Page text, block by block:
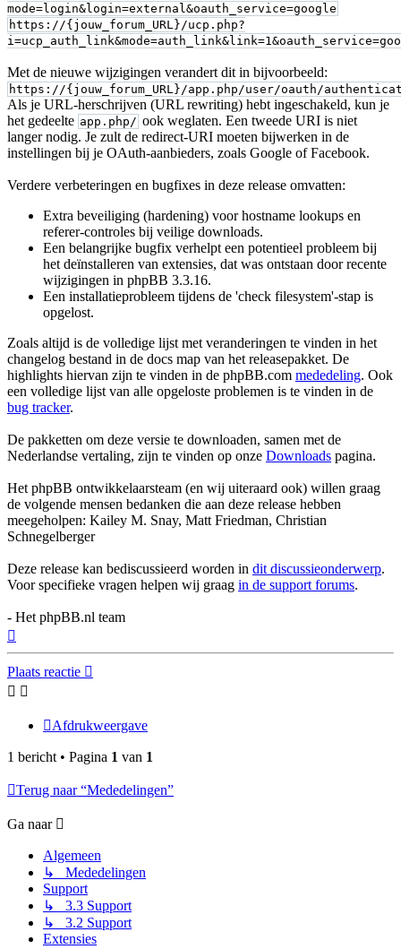
mode=login&login=external&oauth_service=google
https://{jouw_forum_URL}/ucp.php?
Met de nieuwe wijzigingen verandert dit in bijvoorbeeld:
https://{jouw_forum_URL}/app.php/user/oauth/
Als je URL-herschrijven (URL rewriting) hebt ingeschakeld, kun je
het gedeelte app.php/ ook weglaten. Een tweede URI is niet
langer nodig. Je zult de redirect-URI moeten bijwerken in de
instellingen bij je OAuth-aanbieders, zoals Google of Facebook.
Verdere verbeteringen en bugfixes in deze release omvatten:
Extra beveiliging (hardening) voor hostname lookups en
referer-controles bij veilige downloads.
Een belangrijke bugfix verhelpt een potentieel probleem bij
het deïnstalleren van extensies, dat was ontstaan door recente
wijzigingen in phpBB 3.3.16.
Een installatieprobleem tijdens de 'check filesystem'-stap is
opgelost.
Zoals altijd is de volledige lijst met veranderingen te vinden in het
changelog bestand in de docs map van het releasepakket. De
highlights hiervan zijn te vinden in de phpBB.com mededeling. Ook
een volledige lijst van alle opgeloste problemen is te vinden in de
bug tracker.
De pakketten om deze versie te downloaden, samen met de
Nederlandse vertaling, zijn te vinden op onze Downloads pagina.
Het phpBB ontwikkelaarsteam (en wij uiteraard ook) willen graag
de volgende mensen bedanken die aan deze release hebben
meegeholpen: Kailey M. Snay, Matt Friedman, Christian
Schnegelberger
Deze release kan bediscussieerd worden in dit discussieonderwerp.
Voor specifieke vragen helpen wij graag in de support forums.
- Het phpBB.nl team
Plaats reactie
Afdrukweergave
1 bericht • Pagina 1 van 1
Terug naar “Mededelingen”
Ga naar
Algemeen
↳ Mededelingen
Support
↳ 3.3 Support
↳ 3.2 Support
Extensies